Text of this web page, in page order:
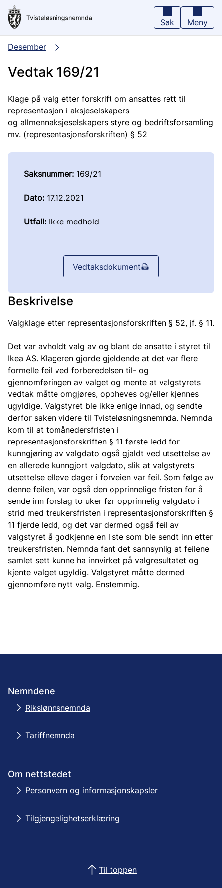
Hopp
hovedinnhold
Søk Meny
Desember
Vedtak 169/21
Klage på valg etter forskrift om ansattes rett til
representasjon i aksjeselskapers
og allmennaksjeselskapers styre og bedriftsforsamling
mv. (representasjonsforskriften) § 52
Saksnummer: 169/21
Dato: 17.12.2021
Utfall: Ikke medhold
Vedtaksdokument
Beskrivelse
Valgklage etter representasjonsforskriften § 52, jf. § 11.
Det var avholdt valg av og blant de ansatte i styret til
Ikea AS. Klageren gjorde gjeldende at det var flere
formelle feil ved forberedelsen til- og
gjennomføringen av valget og mente at valgstyrets
vedtak måtte omgjøres, oppheves og/eller kjennes
ugyldige. Valgstyret ble ikke enige innad, og sendte
derfor saken videre til Tvisteløsningsnemnda. Nemnda
kom til at tomånedersfristen i
representasjonsforskriften § 11 første ledd for
kunngjøring av valgdato også gjaldt ved utsettelse av
en allerede kunngjort valgdato, slik at valgstyrets
utsettelse elleve dager i forveien var feil. Som følge av
denne feilen, var også den opprinnelige fristen for å
sende inn forslag to uker før opprinnelig valgdato i
strid med treukersfristen i representasjonsforskriften §
11 fjerde ledd, og det var dermed også feil av
valgstyret å godkjenne en liste som ble sendt inn etter
treukersfristen. Nemnda fant det sannsynlig at feilene
samlet sett kunne ha innvirket på valgresultatet og
kjente valget ugyldig. Valgstyret måtte dermed
gjennomføre nytt valg. Enstemmig.
Nemndene
Rikslønnsnemnda
Tariffnemnda
Om nettstedet
Personvern og informasjonskapsler
Tilgjengelighetserklæring
Til toppen